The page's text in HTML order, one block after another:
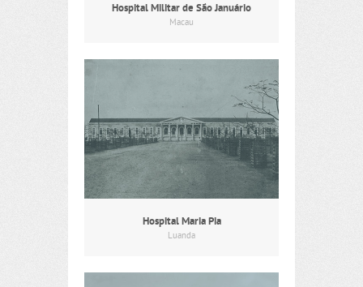
Hospital Militar de São Januário
Macau
Hospital Maria Pia
Luanda